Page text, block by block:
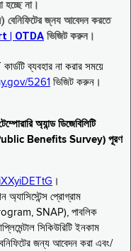
না।
বেনিফিটের জ্নয আবেদন করতে
| OTDA ভিজিট করুন।
ব্যবহার না করার সময়ে
5261 ভিজিট করুন।
অ্যান্ড ডিজেবিলিটি
(Public Benefits Survey) পূরণ
।
অ্যাসিস্টেন্স প্রোগ্রাম
SNAP), পাবলিক
সিকিউরিটি ইনকাম
জন্য আবেদন করা এবং/